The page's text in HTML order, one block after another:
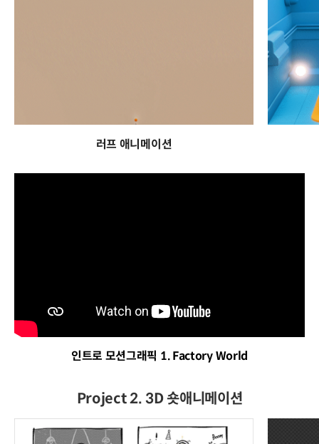
러프 애니메이션
인트로 모션그래픽 1. Factory World
Project 2. 3D 숏애니메이션